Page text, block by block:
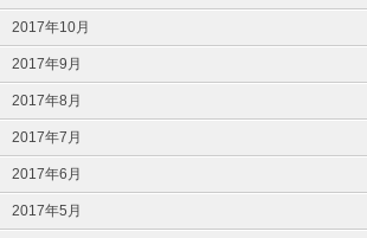
2017年10月
2017年9月
2017年8月
2017年7月
2017年6月
2017年5月